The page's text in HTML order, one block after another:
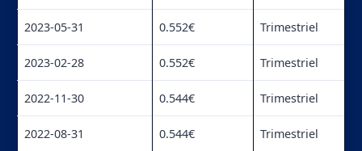
2023-05-31 0.552€ Trimestriel
2023-02-28 0.552€ Trimestriel
2022-11-30 0.544€ Trimestriel
2022-08-31 0.544€ Trimestriel